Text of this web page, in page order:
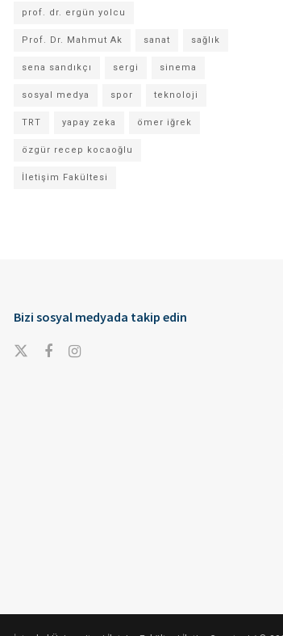
prof. dr. ergün yolcu
Prof. Dr. Mahmut Ak sanat sağlık
sena sandıkçı sergi sinema
sosyal medya spor teknoloji
TRT yapay zeka ömer iğrek
özgür recep kocaoğlu
İletişim Fakültesi
Bizi sosyal medyada takip edin